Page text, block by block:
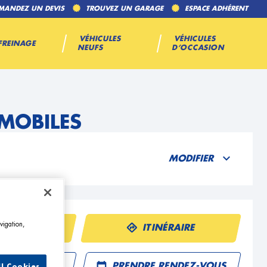
UN DEVIS TROUVEZ UN GARAGE ESPACE ADHÉRENT
VÉHICULES
NEUFS
VÉHICULES
D’OCCASION
MODIFIER
ITINÉRAIRE